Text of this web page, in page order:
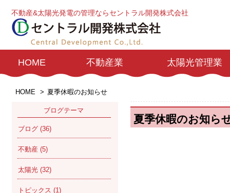
不動産&太陽光発電の管理ならセントラル開発株式会社
HOME 不動産業 太陽光管理業
HOME > 夏季休暇のお知らせ
夏季休暇のお知ら
ブログテーマ
ブログ (36)
不動産 (5)
太陽光 (32)
トピックス (1)